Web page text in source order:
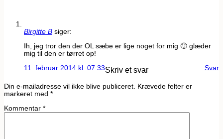
Birgitte B siger:
Ih, jeg tror den der OL sæbe er lige noget for mig 🙂 glæder
mig til den er tørret op!
11. februar 2014 kl. 07:33
Svar
Skriv et svar
Din e-mailadresse vil ikke blive publiceret. Krævede felter er
markeret med *
Kommentar *